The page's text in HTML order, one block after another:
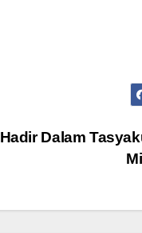
Hadir Dalam